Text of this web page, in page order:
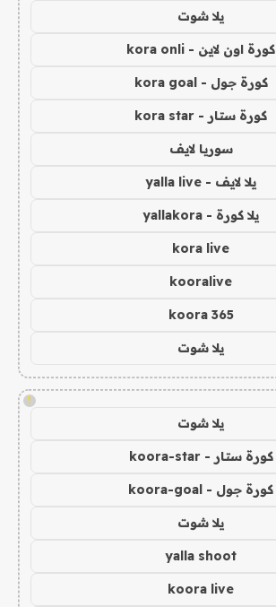
يلا شوت
كورة اون لاين - kora onli
كورة جول - kora goal
كورة ستار - kora star
سوريا لايف
يلا لايف - yalla live
يلا كورة - yallakora
kora live
kooralive
koora 365
يلا شوت
!
يلا شوت
كورة ستار - koora-star
كورة جول - koora-goal
يلا شوت
yalla shoot
koora live